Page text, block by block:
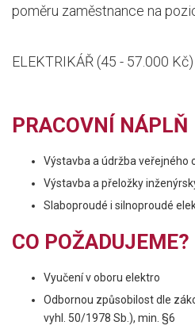
poměru zaměstnance na
ELEKTRIKÁŘ (45 - 57.000 Kč)
PRACOVNÍ NÁPLŇ
Výstavba a údržba veřejného
Výstavba a přeložky
Slaboproudé i silnoproudé
CO POŽADUJEME?
Vyučení v oboru elektro
Odbornou způsobilost dle
vyhl. 50/1978 Sb.), min. §6